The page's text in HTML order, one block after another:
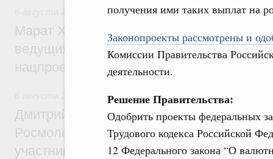
получения ими таких выплат на
Законопроекты рассмотрены и
Комиссии Правительства
деятельности.
Решение Правительства:
Одобрить проекты федеральных
Трудового кодекса Российской
12 Федерального закона “О
Национальный проект «Инфраструктура
Марат Хуснуллин: Порядка 200
ведущих к спортивным объектам,
нацпроекту «Инфраструктура для
Молодёжная политика
Дмитрий Чернышенко, Сергей Кравцов и
Росмолодёжи Григорий Гуров
участников проекта «Кольцо открытий»